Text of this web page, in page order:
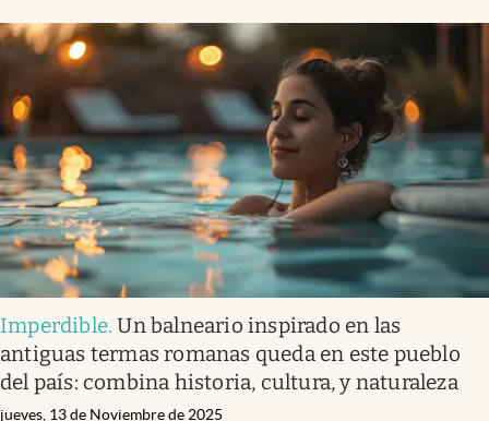
Imperdible.Un balneario inspirado en las
antiguas termas romanas queda en este pueblo
del país: combina historia, cultura, y naturaleza
jueves, 13 de Noviembre de 2025